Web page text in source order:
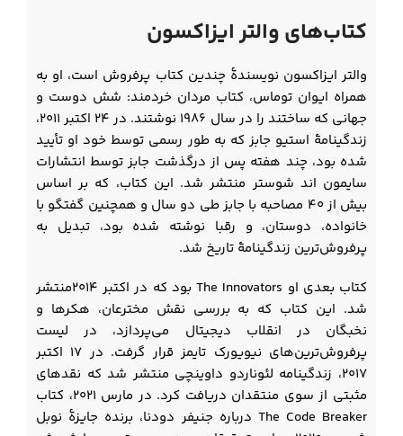
کتاب‌های والتر ایزاکسون
والتر ایزاکسون نویسندۀ چندین کتاب پرفروش است، او به
همراه ایوان توماس، کتاب مردان خردمند: شش دوست و
جهانی که ساختند را در سال ۱۹۸۶ نوشتند. در ۲۴ اکتبر ۲۰۱۱،
زندگینامۀ استیو جابز که به طور رسمی توسط خود او تأیید
شده بود، چند هفته پس از درگذشت جابز توسط انتشارات
سایمون اند شوستر منتشر شد. این کتاب، که بر اساس
بیش از ۴۰ مصاحبه با جابز طی دو سال و همچنین گفتگو با
خانواده، دوستان، و رقبا نوشته شده بود، تبدیل به
پرفروش‌ترین زندگینامۀ تاریخ شد.
کتاب بعدی او The Innovators بود که در اکتبر ۲۰۱۴منتشر
شد. این کتاب که به بررسی نقش مخترعان، هکرها و
نخبگان در انقلاب دیجیتال می‌پردازد، در لیست
پرفروش‌ترین‌های نیویورک تایمز قرار گرفت. در ۱۷ اکتبر
۲۰۱۷، زندگینامه لئوناردو داوینچی منتشر شد که نقدهای
مثبتی از سوی منتقدان دریافت کرد. در مارس ۲۰۲۱، کتاب
The Code Breaker درباره جنیفر دودنا، برنده جایزۀ نوبل